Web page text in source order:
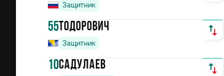
Защитник
55Тодорович
Защитник
10Садулаев